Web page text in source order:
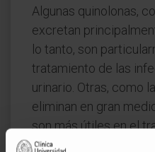
Algunas quinolonas,
excretan
lo tanto, son
tratamiento de las
urinario. Otras, como
eliminan en gran
son más útiles en el
infecciones